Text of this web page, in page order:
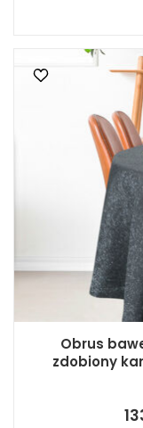
Obrus
zdobiony